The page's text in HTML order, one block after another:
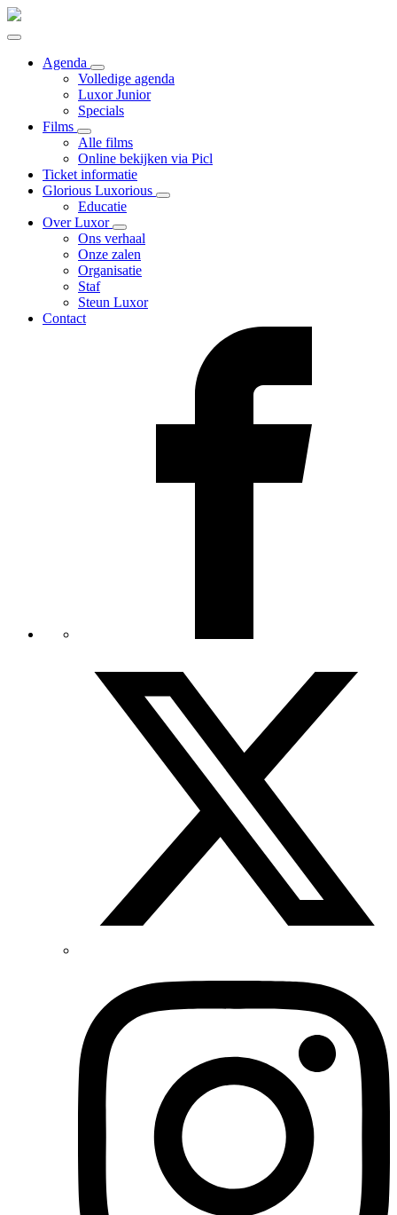
Agenda
Volledige agenda
Luxor Junior
Specials
Films
Alle films
Online bekijken via Picl
Ticket informatie
Glorious Luxorious
Educatie
Over Luxor
Ons verhaal
Onze zalen
Organisatie
Staf
Steun Luxor
Contact